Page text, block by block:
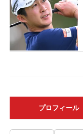
プロフィール